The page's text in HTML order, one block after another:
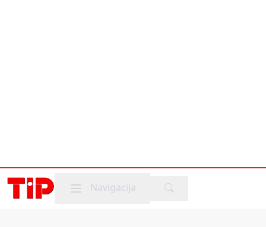
Mobile menu
Navigacija